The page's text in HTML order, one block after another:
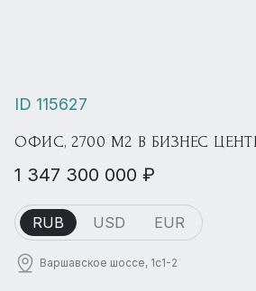
ID 115627
ОФИС, 2700 М2 В БИЗНЕС
1 347 300 000 ₽
RUB USD EUR
Варшавское шоссе, 1с1-2